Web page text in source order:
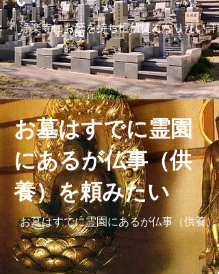
浄楽寺にお墓を持ち檀信徒になりたい詳
お墓はすでに霊園
にあるが仏事（供
養）を頼みたい
お墓はすでに霊園にあるが仏事（供養）